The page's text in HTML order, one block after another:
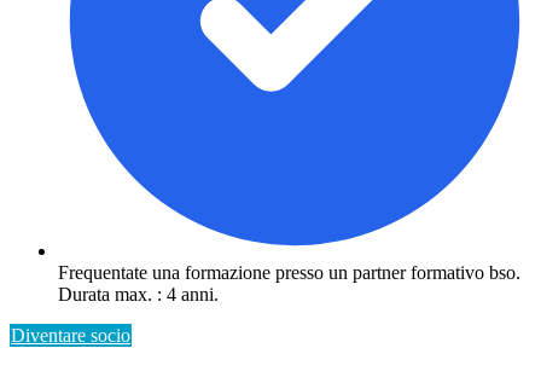
Frequentate una formazione presso un partner formativo bso.
Durata max. : 4 anni.
Diventare socio